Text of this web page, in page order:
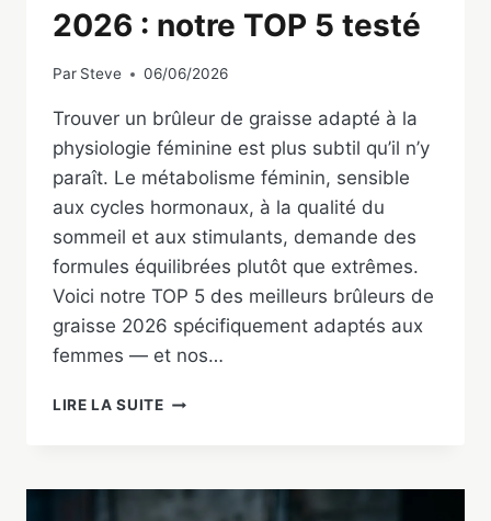
2026 : notre TOP 5 testé
Par Steve 06/06/2026
Trouver un brûleur de graisse adapté à la
physiologie féminine est plus subtil qu’il n’y
paraît. Le métabolisme féminin, sensible
aux cycles hormonaux, à la qualité du
sommeil et aux stimulants, demande des
formules équilibrées plutôt que extrêmes.
Voici notre TOP 5 des meilleurs brûleurs de
graisse 2026 spécifiquement adaptés aux
femmes — et nos…
LIRE LA SUITEMEILLEUR
POUR